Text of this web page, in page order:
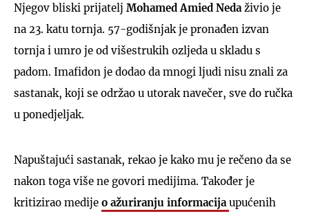
Njegov bliski prijatelj Mohamed Amied Neda živio je
na 23. katu tornja. 57-godišnjak je pronađen izvan
tornja i umro je od višestrukih ozljeda u skladu s
padom. Imafidon je dodao da mnogi ljudi nisu znali za
sastanak, koji se održao u utorak navečer, sve do ručka
u ponedjeljak.
Napuštajući sastanak, rekao je kako mu je rečeno da se
nakon toga više ne govori medijima. Također je
kritizirao medije o ažuriranju informacija upućenih